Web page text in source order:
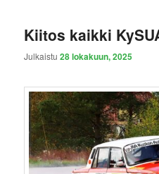
Kiitos kaikki
Julkaistu28 lokakuun, 2025